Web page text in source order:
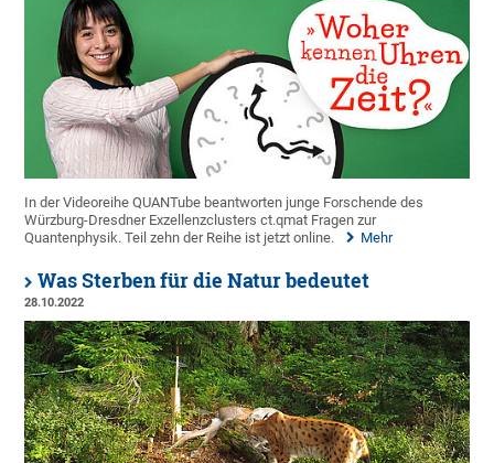
In der Videoreihe QUANTube beantworten junge Forschende des
Würzburg-Dresdner Exzellenzclusters ct.qmat Fragen zur
Quantenphysik. Teil zehn der Reihe ist jetzt online.
Mehr
Was Sterben für die Natur bedeutet
28.10.2022